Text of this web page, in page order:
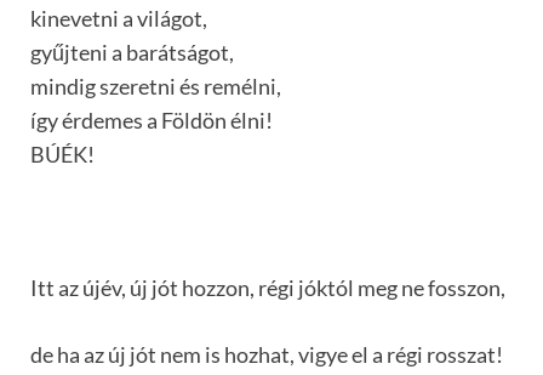
kinevetni a világot,
gyűjteni a barátságot,
mindig szeretni és remélni,
így érdemes a Földön élni!
BÚÉK!
Itt az újév, új jót hozzon, régi jóktól meg ne fosszon,
de ha az új jót nem is hozhat, vigye el a régi rosszat!